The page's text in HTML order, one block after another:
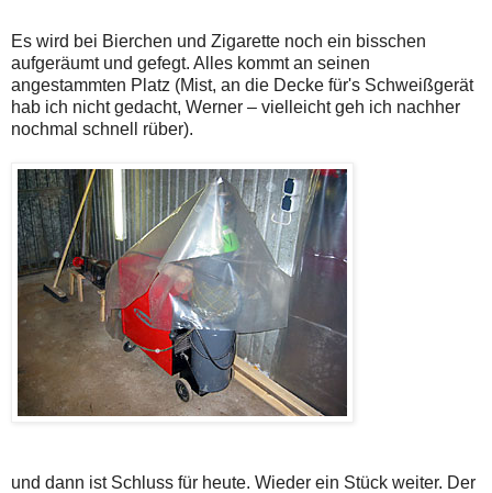
Es wird bei Bierchen und Zigarette noch ein bisschen
aufgeräumt und gefegt. Alles kommt an seinen
angestammten Platz (Mist, an die Decke für's Schweißgerät
hab ich nicht gedacht, Werner – vielleicht geh ich nachher
nochmal schnell rüber).
und dann ist Schluss für heute. Wieder ein Stück weiter. Der